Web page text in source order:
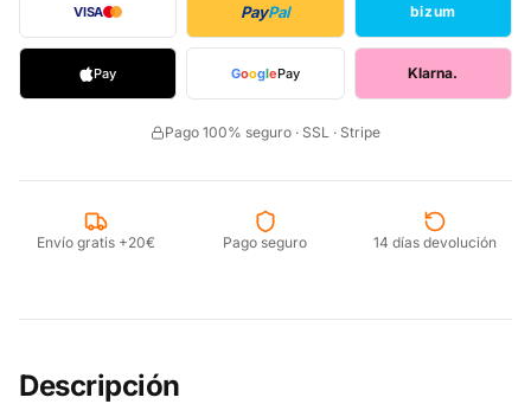
VISA PayPal bizum
Pay GooglePay Klarna.
Pago 100% seguro · SSL · Stripe
Envío gratis +20€ Pago seguro 14 días devolución
Descripción